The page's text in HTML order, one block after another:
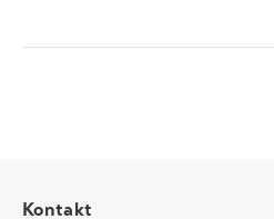
Kontakt